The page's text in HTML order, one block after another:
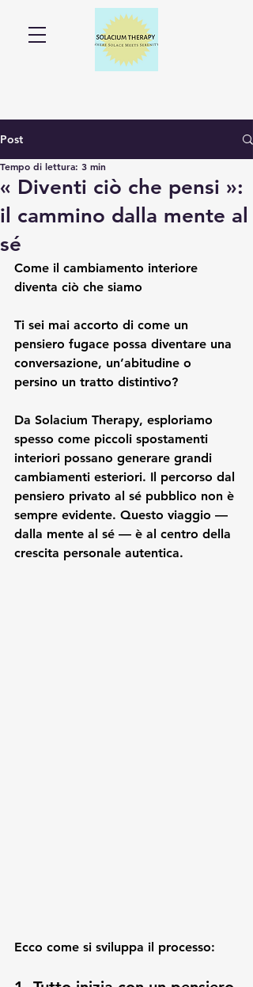
Post
« Diventi ciò che pensi »:
il cammino dalla mente al
sé
Tempo di lettura: 3 min
Come il cambiamento interiore
diventa ciò che siamo
Ti sei mai accorto di come un
pensiero fugace possa diventare una
conversazione, un’abitudine o
persino un tratto distintivo?
Da Solacium Therapy, esploriamo
spesso come piccoli spostamenti
interiori possano generare grandi
cambiamenti esteriori. Il percorso dal
pensiero privato al sé pubblico non è
sempre evidente. Questo viaggio —
dalla mente al sé — è al centro della
crescita personale autentica.
Ecco come si sviluppa il processo: